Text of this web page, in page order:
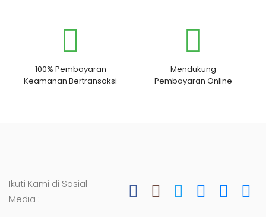
100% Pembayaran
Keamanan Bertransaksi
Mendukung
Pembayaran Online
Ikuti Kami di Sosial
Media :